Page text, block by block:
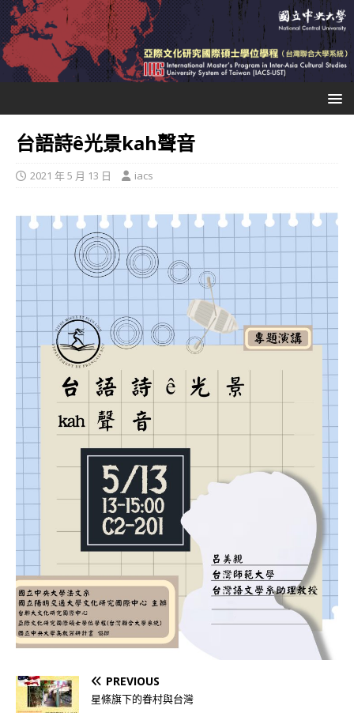
台語詩ê光景kah聲音
2021 年 5 月 13 日 iacs
PREVIOUS
星條旗下的眷村與台灣